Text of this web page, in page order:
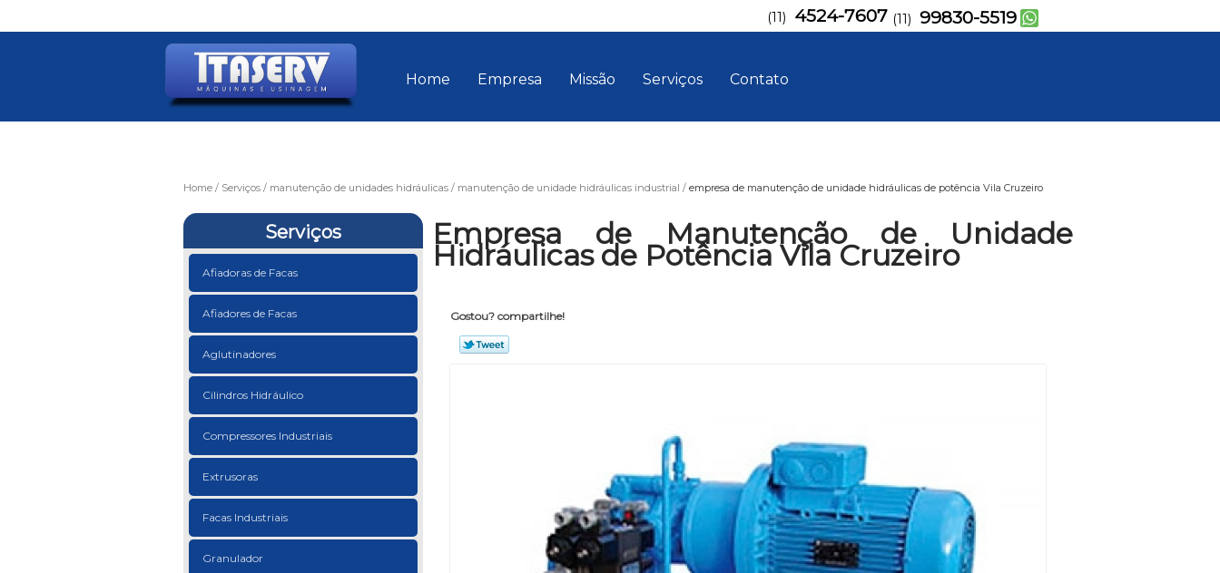
Home Empresa Missão Serviços Contato
(11) 4524-7607 (11) 99830-5519
Home Serviços manutenção de unidades hidráulicas manutenção de unidade hidráulicas industrial empresa de manutenção de unidade hidráulicas de potência Vila Cruzeiro
Serviços
Afiadoras de Facas
Afiadores de Facas
Aglutinadores
Cilindros Hidráulico
Compressores Industriais
Extrusoras
Facas Industriais
Granulador
Empresa de Manutenção de Unidade
Hidráulicas de Potência Vila Cruzeiro
Gostou? compartilhe!